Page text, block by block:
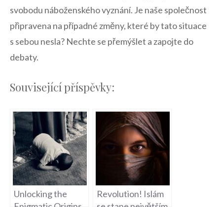
svobodu náboženského ⁣vyznání.⁤ Je ‍naše společnost
připravena na případné⁢ změny, které by⁤ tato situace
s sebou nesla? Nechte se přemýšlet a ‌zapojte do
⁢debaty.
Související příspěvky:
Unlocking the
Revolution! Islám